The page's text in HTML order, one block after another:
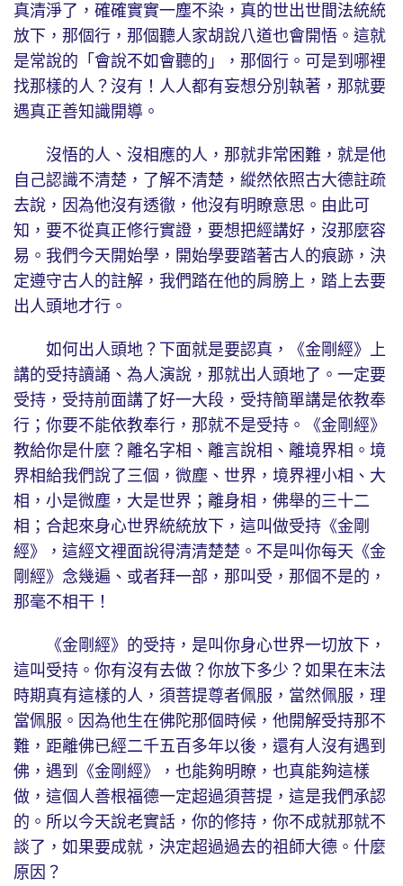
真清淨了，確確實實一塵不染，真的世出世間法統統
放下，那個行，那個聽人家胡說八道也會開悟。這就
是常說的「會說不如會聽的」，那個行。可是到哪裡
找那樣的人？沒有！人人都有妄想分別執著，那就要
遇真正善知識開導。
沒悟的人、沒相應的人，那就非常困難，就是他
自己認識不清楚，了解不清楚，縱然依照古大德註疏
去說，因為他沒有透徹，他沒有明瞭意思。由此可
知，要不從真正修行實證，要想把經講好，沒那麼容
易。我們今天開始學，開始學要踏著古人的痕跡，決
定遵守古人的註解，我們踏在他的肩膀上，踏上去要
出人頭地才行。
如何出人頭地？下面就是要認真，《金剛經》上
講的受持讀誦、為人演說，那就出人頭地了。一定要
受持，受持前面講了好一大段，受持簡單講是依教奉
行；你要不能依教奉行，那就不是受持。《金剛經》
教給你是什麼？離名字相、離言說相、離境界相。境
界相給我們說了三個，微塵、世界，境界裡小相、大
相，小是微塵，大是世界；離身相，佛舉的三十二
相；合起來身心世界統統放下，這叫做受持《金剛
經》，這經文裡面說得清清楚楚。不是叫你每天《金
剛經》念幾遍、或者拜一部，那叫受，那個不是的，
那毫不相干！
《金剛經》的受持，是叫你身心世界一切放下，
這叫受持。你有沒有去做？你放下多少？如果在末法
時期真有這樣的人，須菩提尊者佩服，當然佩服，理
當佩服。因為他生在佛陀那個時候，他開解受持那不
難，距離佛已經二千五百多年以後，還有人沒有遇到
佛，遇到《金剛經》，也能夠明瞭，也真能夠這樣
做，這個人善根福德一定超過須菩提，這是我們承認
的。所以今天說老實話，你的修持，你不成就那就不
談了，如果要成就，決定超過過去的祖師大德。什麼
原因？